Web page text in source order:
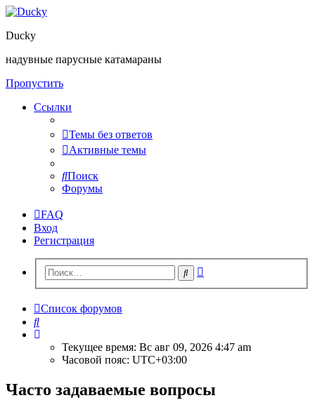
Ducky
надувные парусные катамараны
Пропустить
Ссылки
Темы без ответов
Активные темы
Поиск
Форумы
FAQ
Вход
Регистрация
Поиск
Список форумов
Поиск
Текущее время: Вс авг 09, 2026 4:47 am
Часовой пояс: UTC+03:00
Часто задаваемые вопросы